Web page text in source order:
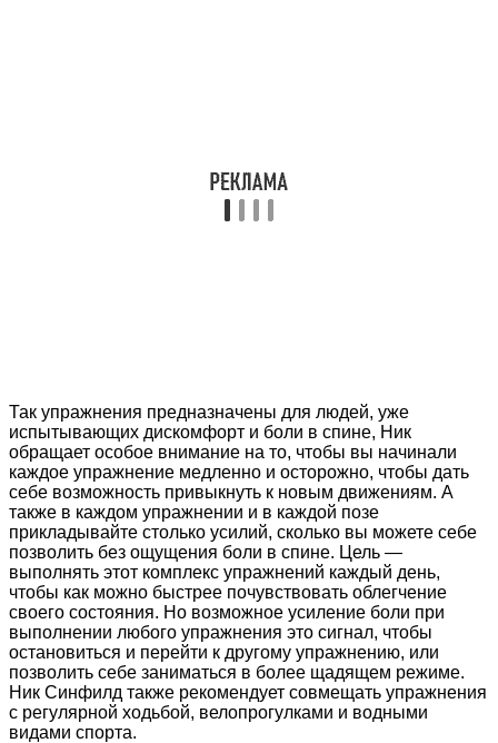
Так упражнения предназначены для людей, уже
испытывающих дискомфорт и боли в спине, Ник
обращает особое внимание на то, чтобы вы начинали
каждое упражнение медленно и осторожно, чтобы дать
себе возможность привыкнуть к новым движениям. А
также в каждом упражнении и в каждой позе
прикладывайте столько усилий, сколько вы можете себе
позволить без ощущения боли в спине. Цель —
выполнять этот комплекс упражнений каждый день,
чтобы как можно быстрее почувствовать облегчение
своего состояния. Но возможное усиление боли при
выполнении любого упражнения это сигнал, чтобы
остановиться и перейти к другому упражнению, или
позволить себе заниматься в более щадящем режиме.
Ник Синфилд также рекомендует совмещать упражнения
с регулярной ходьбой, велопрогулками и водными
видами спорта.